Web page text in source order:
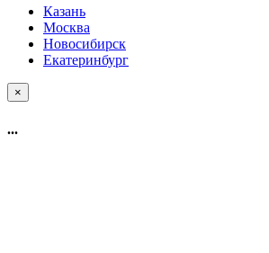
Казань
Москва
Новосибирск
Екатеринбург
×
...